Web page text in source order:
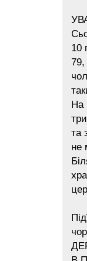
10
79,
На
та
не